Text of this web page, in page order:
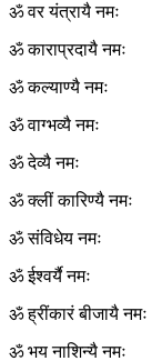
ॐ वर यंत्रायै नमः
ॐ काराप्रदायै नमः
ॐ कल्याण्यै नमः
ॐ वाग्भव्यै नमः
ॐ देव्यै नमः
ॐ क्लीं कारिण्यै नमः
ॐ संविधेय नमः
ॐ ईश्वर्यै नमः
ॐ ह्रींकारं बीजायै नमः
ॐ भय नाशिन्यै नमः